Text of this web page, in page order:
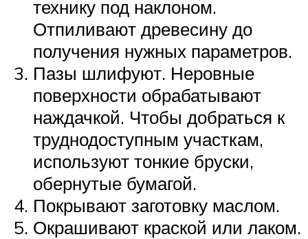
технику под наклоном.
Отпиливают древесину до
получения нужных параметров.
Пазы шлифуют. Неровные
поверхности обрабатывают
наждачкой. Чтобы добраться к
труднодоступным участкам,
используют тонкие бруски,
обернутые бумагой.
Покрывают заготовку маслом.
Окрашивают краской или лаком.